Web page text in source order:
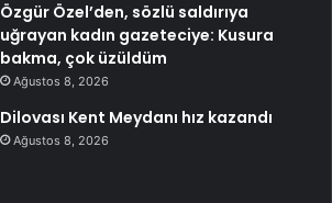
Özgür Özel’den, sözlü saldırıya
uğrayan kadın gazeteciye: Kusura
bakma, çok üzüldüm
Ağustos 8, 2026
Dilovası Kent Meydanı hız kazandı
Ağustos 8, 2026